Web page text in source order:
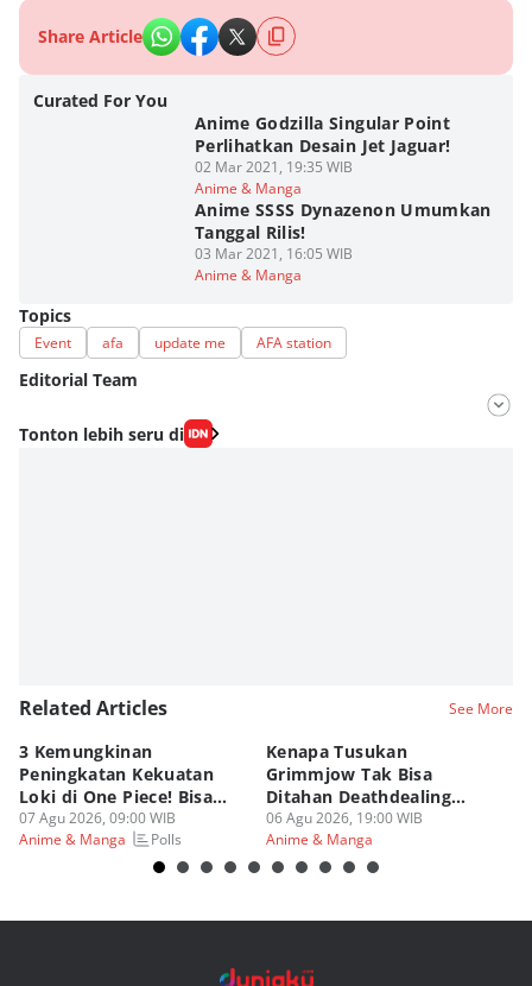
Share Article
Curated For You
Anime Godzilla Singular Point
Perlihatkan Desain Jet Jaguar!
02 Mar 2021, 19:35 WIB
Anime & Manga
Anime SSSS Dynazenon Umumkan
Tanggal Rilis!
03 Mar 2021, 16:05 WIB
Anime & Manga
Topics
Event afa update me AFA station
Editorial Team
Editor
Elvira Maris Chandra
Tonton lebih seru di
Related Articles See More
3 Kemungkinan
Peningkatan Kekuatan
Loki di One Piece! Bisa
Lebih OP?
07 Agu 2026, 09:00 WIB
Anime & Manga
Polls
Kenapa Tusukan
Grimmjow Tak Bisa
Ditahan Deathdealing
Askin Bleach?
06 Agu 2026, 19:00 WIB
Anime & Manga